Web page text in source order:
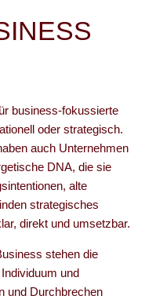
business-fokussierte
oder strategisch.
auch Unternehmen
DNA, die sie
alte
strategisches
direkt und umsetzbar.
stehen die
und
und Durchbrechen